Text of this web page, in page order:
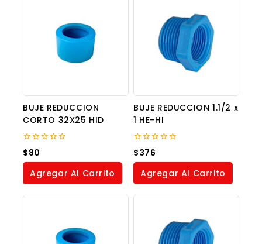
BUJE REDUCCION
CORTO 32X25 HID
0
out
of
$80
Agregar Al Carrito
BUJE REDUCCION 1.1/2 x
1 HE-HI
0
out
of
$376
Agregar Al Carrito